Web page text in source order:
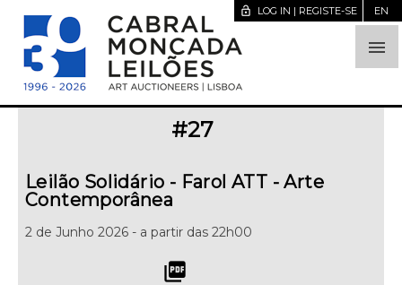

lock_open LOG IN | REGISTE-SE EN
#27
Leilão Solidário - Farol ATT - Arte
Contemporânea
2 de Junho 2026 - a partir das 22h00
picture_as_pdf